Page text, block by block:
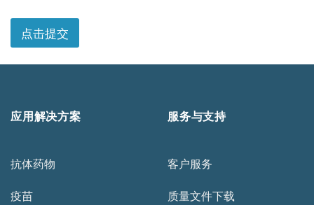
*
点击提交
应用解决方案
抗体药物
疫苗
服务与支持
客户服务
质量文件下载